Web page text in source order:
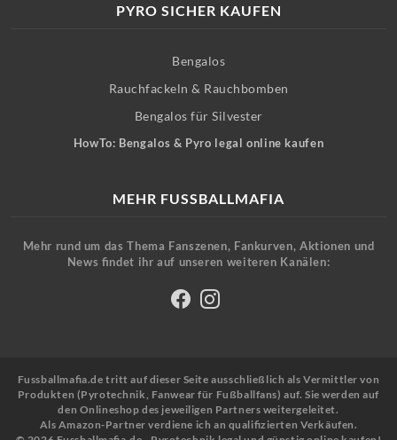
PYRO SICHER KAUFEN
Bengalos
Rauchfackeln & Rauchbomben
Bengalos für Silvester
HowTo: Bengalos & Pyro legal online kaufen
MEHR FUSSBALLMAFIA
Mehr rund um das Thema Fanszenen, Fankurven, Aktionen und
News findet ihr auf unseren weiteren Kanälen:
Fussballmafia.de tritt auf dieser Seite ausschließlich als Vermittler von
Produkten (Pyrotechnik, Fanwear für Fußballfans) auf. Sie werden auf
den Onlineshop des jeweiligen Partners weitergeleitet.
Als Amazon-Partner verdiene ich an qualifizierten Verkäufen.